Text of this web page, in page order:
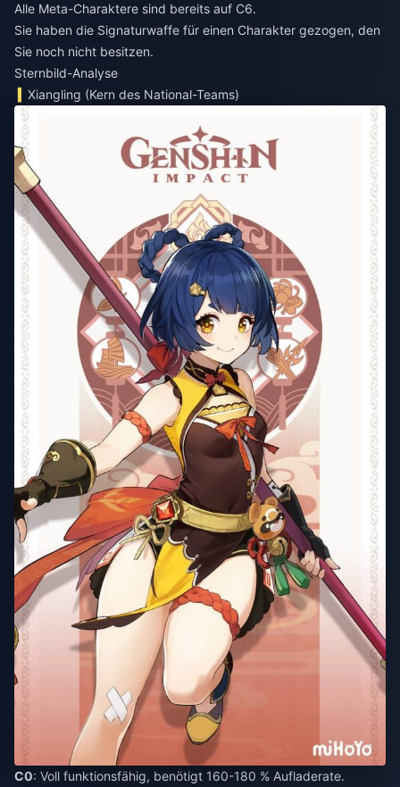
Alle Meta-Charaktere sind bereits auf C6.
Sie haben die Signaturwaffe für einen Charakter gezogen, den
Sie noch nicht besitzen.
Sternbild-Analyse
Xiangling (Kern des National-Teams)
C0: Voll funktionsfähig, benötigt 160-180 % Aufladerate.